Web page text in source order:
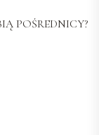
POŚREDNICY?